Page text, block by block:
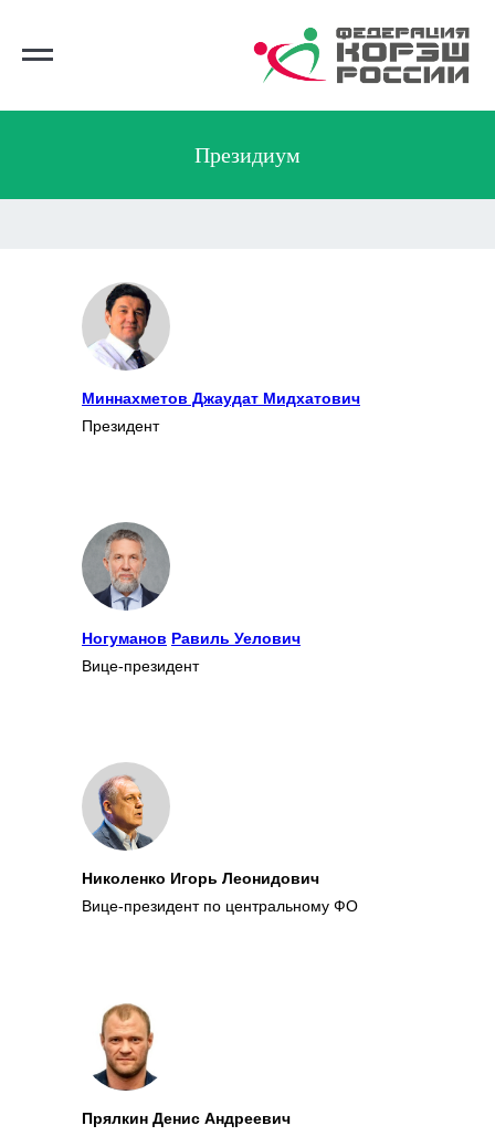
Президиум
Миннахметов Джаудат Мидхатович
Президент
Ногуманов Равиль Уелович
Вице-президент
Николенко Игорь Леонидович
Вице-президент по центральному ФО
Прялкин Денис Андреевич